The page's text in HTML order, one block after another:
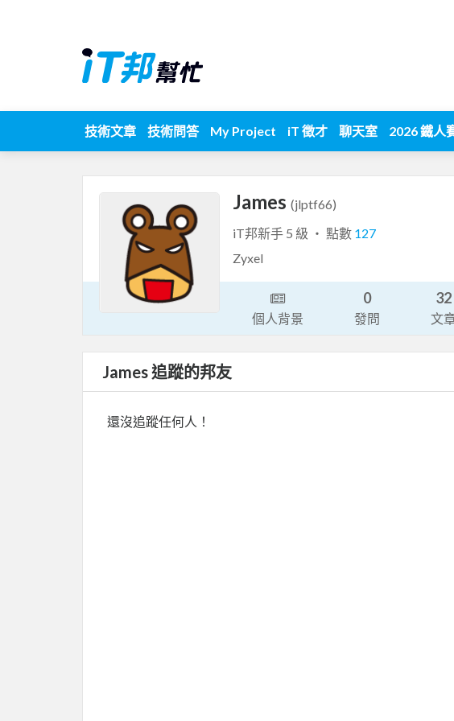
技術文章 技術問答 My Project iT 徵才 聊天室 2026 鐵人
James (jlptf66)
iT邦新手 5 級 ‧ 點數 127
Zyxel
個人背景
0
發問
32
文
James 追蹤的邦友
還沒追蹤任何人！